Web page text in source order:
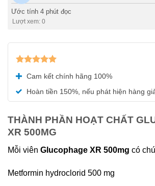
Ước tính 4 phút đọc
Lượt xem: 0
hạng5.00
5 sao
Cam kết chính hãng 100%
Hoàn tiền 150%, nếu phát hiện hàng
THÀNH PHẦN HOẠT CHẤT
XR 500MG
Mỗi viên Glucophage XR 500mg có
Metformin hydroclorid 500 mg